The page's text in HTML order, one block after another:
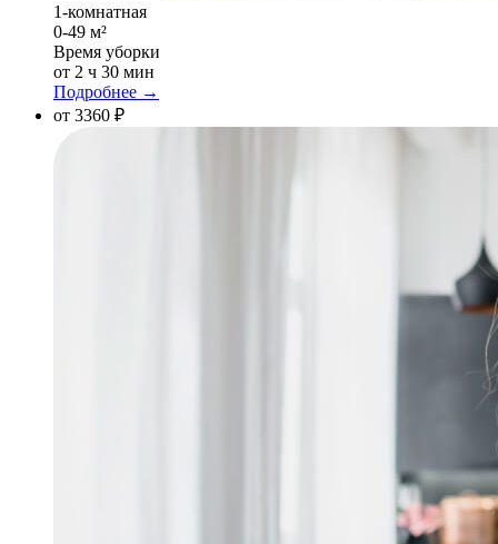
1-комнатная
0-49 м²
Время уборки
от 2 ч 30 мин
Подробнее →
от 3360 ₽